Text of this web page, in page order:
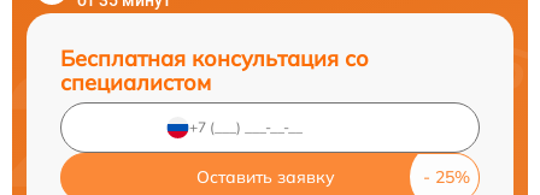
Бесплатная консультация со
специалистом
Оставить заявку